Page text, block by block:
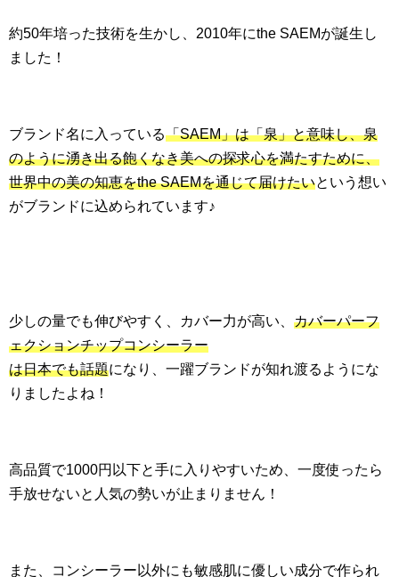
約50年培った技術を生かし、2010年にthe SAEMが誕生し
ました！
ブランド名に入っている「SAEM」は「泉」と意味し、泉
のように湧き出る飽くなき美への探求心を満たすために、
世界中の美の知恵をthe SAEMを通じて届けたいという想い
がブランドに込められています♪
少しの量でも伸びやすく、カバー力が高い、 カバーパーフ
ェクションチップコンシーラー
は日本でも話題になり、一躍ブランドが知れ渡るようにな
りましたよね！
高品質で1000円以下と手に入りやすいため、一度使ったら
手放せないと人気の勢いが止まりません！
また、コンシーラー以外にも敏感肌に優しい成分で作られ